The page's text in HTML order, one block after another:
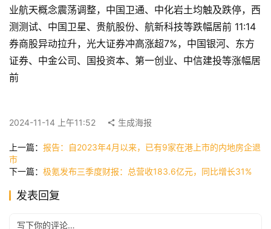
快
讯
时
尚
科
业航天概念震荡调整，中国卫通、中化岩土均触及跌停，西
测测试、中国卫星、贵航股份、航新科技等跌幅居前 11:14
券商股异动拉升，光大证券冲高涨超7%，中国银河、东方
证券、中金公司、国投资本、第一创业、中信建投等涨幅居
前
2024-11-14 上午11:52 生成海报
上一篇： 报告：自2023年4月以来，已有9家在港上市的内地房企退
市
下一篇： 极氪发布三季度财报：总营收183.6亿元，同比增长31%
发表回复